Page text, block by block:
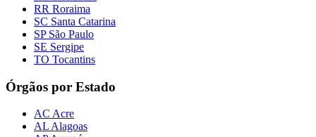
RR Roraima
SC Santa Catarina
SP São Paulo
SE Sergipe
TO Tocantins
Órgãos por Estado
AC Acre
AL Alagoas